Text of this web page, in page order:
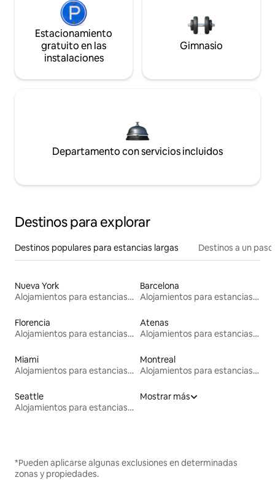
Estacionamiento
gratuito en las
instalaciones
Gimnasio
Departamento con servicios incluidos
Destinos para explorar
Destinos populares para estancias largas Destinos a un
Nueva York
Alojamientos para estancias largas
Barcelona
Alojamientos para estancias largas
Florencia
Alojamientos para estancias largas
Atenas
Alojamientos para estancias largas
Miami
Alojamientos para estancias largas
Montreal
Alojamientos para estancias largas
Seattle
Alojamientos para estancias largas
Mostrar más
*Pueden aplicarse algunas exclusiones en determinadas
zonas y propiedades.